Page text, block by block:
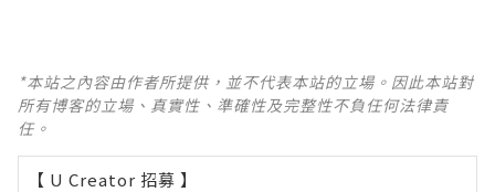
*本站之內容由作者所提供，並不代表本站的立場。因此本站對
所有博客的立場、真實性、準確性及完整性不負任何法律責
任。
【 U Creator 招募 】